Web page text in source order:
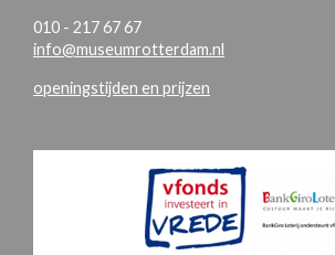
010 - 217 67 67
info@museumrotterdam.nl
openingstijden en prijzen